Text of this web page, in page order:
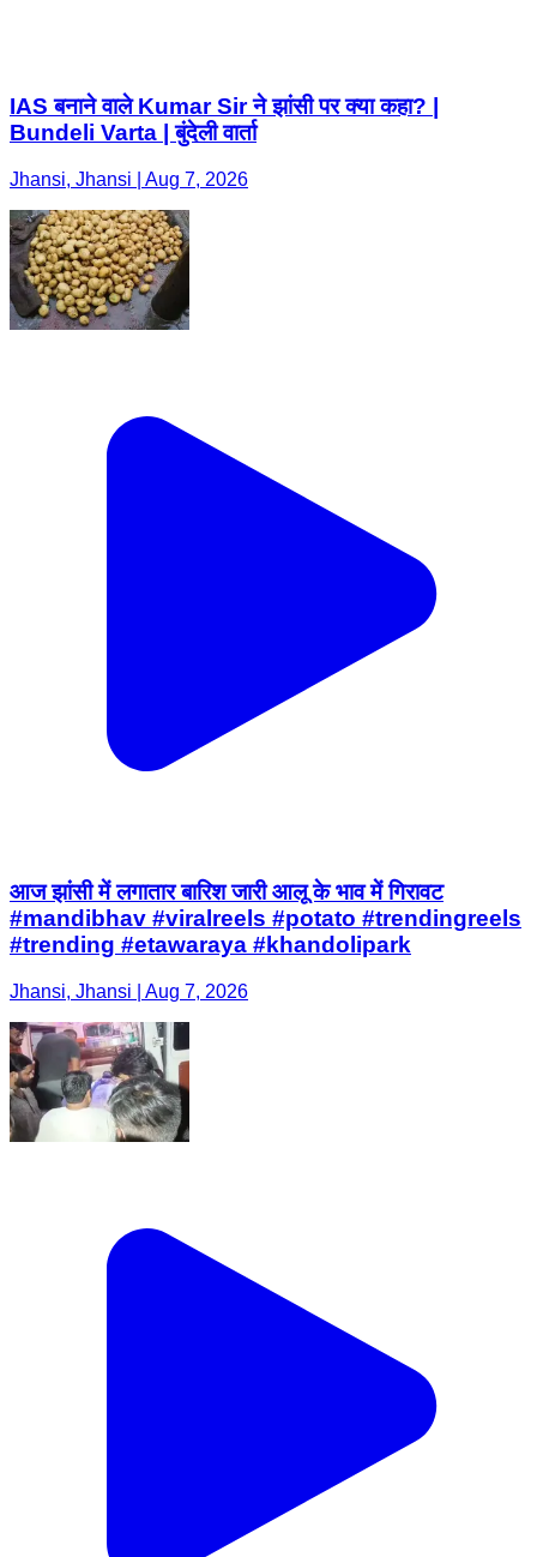
IAS बनाने वाले Kumar Sir ने झांसी पर क्या कहा? |
Bundeli Varta | बुंदेली वार्ता
Jhansi, Jhansi | Aug 7, 2026
आज झांसी में लगातार बारिश जारी आलू के भाव में गिरावट
#mandibhav #viralreels #potato #trendingreels
#trending #etawaraya #khandolipark
Jhansi, Jhansi | Aug 7, 2026